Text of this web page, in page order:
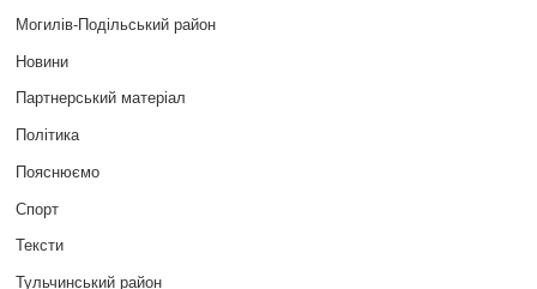
Могилів-Подільський район
Новини
Партнерський матеріал
Політика
Пояснюємо
Спорт
Тексти
Тульчинський район